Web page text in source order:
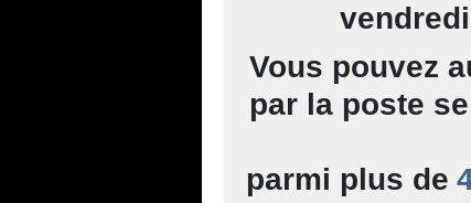
Vous pouvez
par la poste
parmi plus de